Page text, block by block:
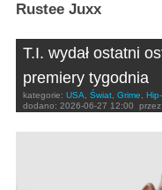
Rustee Juxx
T.I. wydał ostatni
premiery tygodnia
kategorie: USA, Świat, Grime,
dodano: 2026-06-27 12:00 przez: